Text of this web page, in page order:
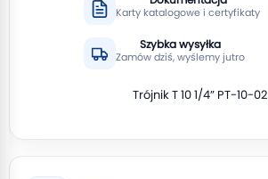
Karty katalogowe i certyfikaty
Szybka wysyłka
Zamów dziś, wyślemy jutro
Trójnik T 10 1/4” PT-10-02